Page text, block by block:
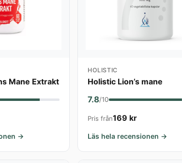
Mane Extrakt
→
HOLISTIC
Holistic Lion’s mane
7.8/10
Pris från169 kr
Läs hela recensionen →